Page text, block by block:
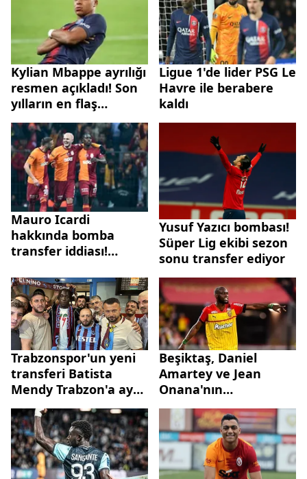
Kylian Mbappe ayrılığı
resmen açıkladı! Son
yılların en flaş
transferi: İşte yeni
adresi...
Ligue 1'de lider PSG Le
Havre ile berabere
kaldı
Mauro Icardi
hakkında bomba
transfer iddiası!
açacaklar! Tanıdık
isim çok istiyor...
Yusuf Yazıcı bombası!
Süper Lig ekibi sezon
sonu transfer ediyor
Trabzonspor'un yeni
transferi Batista
Mendy Trabzon'a ayak
bastı
Beşiktaş, Daniel
Amartey ve Jean
Onana'nın
transferlerini
duyurdu